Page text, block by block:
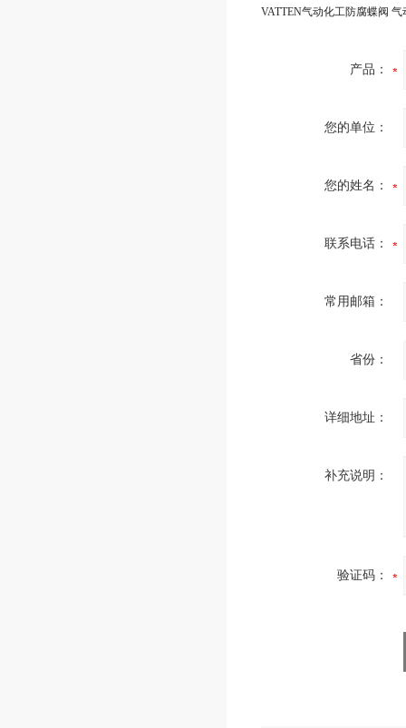
产品：
您的单位：
您的姓名：
联系电话：
常用邮箱：
省份：
详细地址：
补充说明：
验证码：